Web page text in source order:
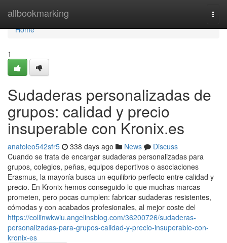
allbookmarking
Home
Home
1
Sudaderas personalizadas de
grupos: calidad y precio
insuperable con Kronix.es
anatoleo542sfr5 338 days ago News
Discuss
Cuando se trata de encargar sudaderas personalizadas para
grupos, colegios, peñas, equipos deportivos o asociaciones
Erasmus, la mayoría busca un equilibrio perfecto entre calidad y
precio. En Kronix hemos conseguido lo que muchas marcas
prometen, pero pocas cumplen: fabricar sudaderas resistentes,
cómodas y con acabados profesionales, al mejor coste del
https://collinwkwiu.angelinsblog.com/36200726/sudaderas-
personalizadas-para-grupos-calidad-y-precio-insuperable-con-
kronix-es